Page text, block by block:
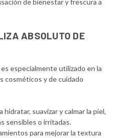
ABSOLUTO DE
es especialmente utilizado en la
cosméticos y de cuidado
hidratar, suavizar y calmar la piel,
sensibles o irritadas.
para mejorar la textura